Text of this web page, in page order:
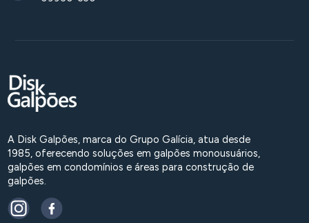
A Disk Galpões, marca do Grupo Galícia, atua desde
1985, oferecendo soluções em galpões monousuários,
galpões em condomínios e áreas para construção de
galpões.